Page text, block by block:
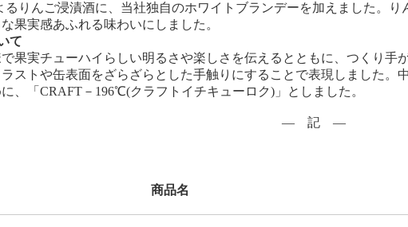
るりんご浸漬酒に、当社独自のホワイトブランデーを加えました。
果実感あふれる味わいにしました。
て
果実チューハイらしい明るさや楽しさを伝えるとともに、つくり手
ストや缶表面をざらざらとした手触りにすることで表現しました。
、「CRAFT－196℃(クラフトイチキューロク)」としました。
― 記 ―
商品名